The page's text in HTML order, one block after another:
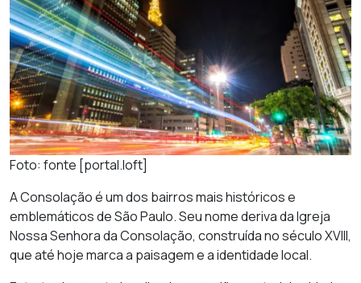
Foto: fonte [portal.loft]
A Consolação é um dos bairros mais históricos e
emblemáticos de São Paulo. Seu nome deriva da Igreja
Nossa Senhora da Consolação, construída no século XVIII,
que até hoje marca a paisagem e a identidade local.